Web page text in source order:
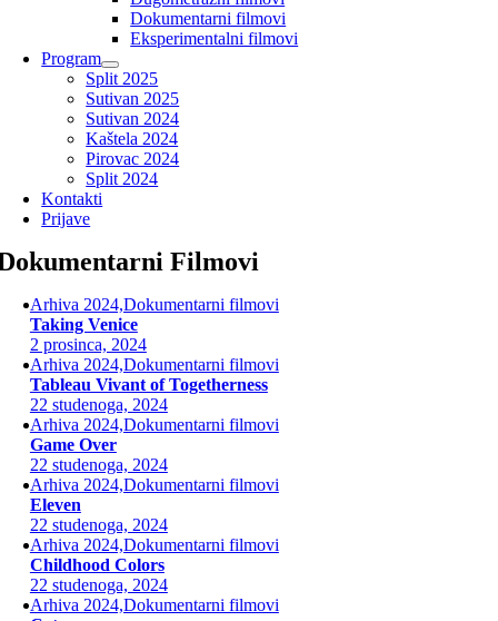
Dokumentarni filmovi
Eksperimentalni filmovi
Program
Split 2025
Sutivan 2025
Sutivan 2024
Kaštela 2024
Pirovac 2024
Split 2024
Kontakti
Prijave
Filmovi
Arhiva 2024,Dokumentarni filmovi
Taking Venice
2 prosinca, 2024
Arhiva 2024,Dokumentarni filmovi
Tableau Vivant of Togetherness
22 studenoga, 2024
Arhiva 2024,Dokumentarni filmovi
Game Over
22 studenoga, 2024
Arhiva 2024,Dokumentarni filmovi
Eleven
22 studenoga, 2024
Arhiva 2024,Dokumentarni filmovi
Childhood Colors
22 studenoga, 2024
Arhiva 2024,Dokumentarni filmovi